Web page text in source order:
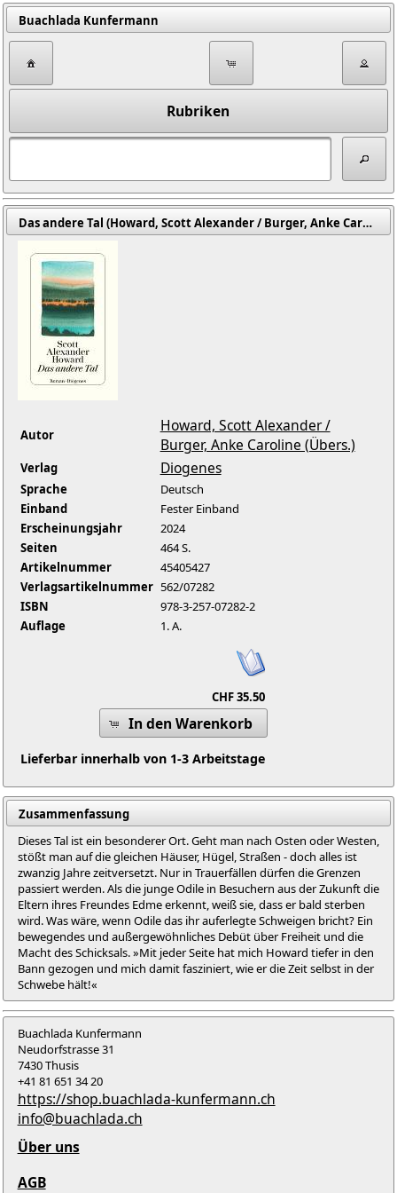
Buachlada Kunfermann
Rubriken
Das andere Tal (Howard, Scott Alexander / Burger, Anke Caroline (Übers.))
Autor
Howard, Scott Alexander /
Burger, Anke Caroline (Übers.)
Verlag Diogenes
Sprache
Deutsch
Einband
Fester Einband
Erscheinungsjahr
2024
Seiten
464 S.
Artikelnummer
45405427
Verlagsartikelnummer 562/07282
ISBN
978-3-257-07282-2
Auflage
1. A.
CHF 35.50
In den Warenkorb
Lieferbar innerhalb von 1-3 Arbeitstage
Zusammenfassung
Dieses Tal ist ein besonderer Ort. Geht man nach Osten oder Westen,
stößt man auf die gleichen Häuser, Hügel, Straßen - doch alles ist
zwanzig Jahre zeitversetzt. Nur in Trauerfällen dürfen die Grenzen
passiert werden. Als die junge Odile in Besuchern aus der Zukunft die
Eltern ihres Freundes Edme erkennt, weiß sie, dass er bald sterben
wird. Was wäre, wenn Odile das ihr auferlegte Schweigen bricht? Ein
bewegendes und außergewöhnliches Debüt über Freiheit und die
Macht des Schicksals. »Mit jeder Seite hat mich Howard tiefer in den
Bann gezogen und mich damit fasziniert, wie er die Zeit selbst in der
Schwebe hält!«
Buachlada Kunfermann
Neudorfstrasse 31
7430 Thusis
+41 81 651 34 20
https://shop.buachlada-kunfermann.ch
info@buachlada.ch
Über uns
AGB